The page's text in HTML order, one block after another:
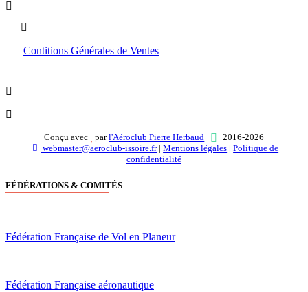
Contitions Générales de Ventes
Conçu avec parl'Aéroclub Pierre Herbaud
2016-2026
webmaster@aeroclub-issoire.fr|Mentions légales |Politique de
confidentialité
FÉDÉRATIONS & COMITÉS
Fédération Française de Vol en Planeur
Fédération Française aéronautique